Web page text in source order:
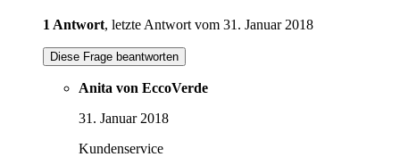
1 Antwort, letzte Antwort vom 31. Januar 2018
Diese Frage beantworten
Anita von EccoVerde
31. Januar 2018
Kundenservice